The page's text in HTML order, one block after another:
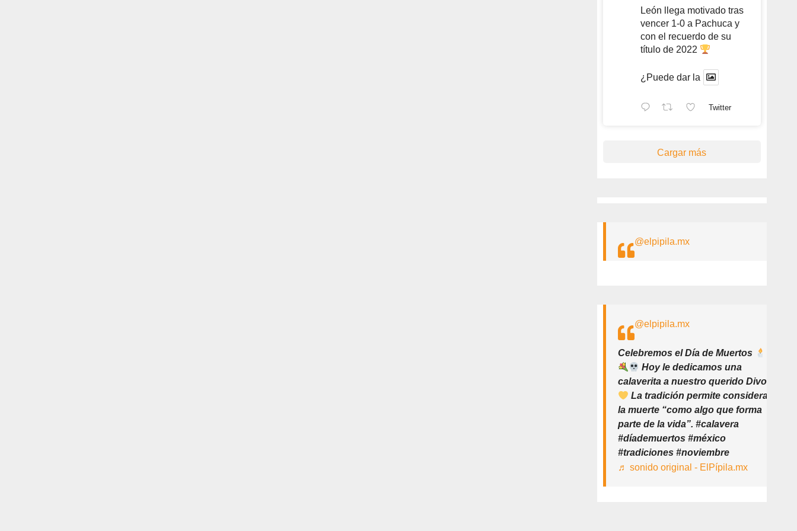
León llega motivado tras
vencer 1-0 a Pachuca y
con el recuerdo de su
título de 2022
¿Puede dar la
Twitter
Cargar más
@elpipila.mx
@elpipila.mx
Celebremos el Día de Muertos
Hoy le dedicamos una
calaverita a nuestro querido Divo
La tradición permite considerar
la muerte “como algo que forma
parte de la vida”. #calavera
#díademuertos #méxico
#tradiciones #noviembre
♬ sonido original - ElPípila.mx